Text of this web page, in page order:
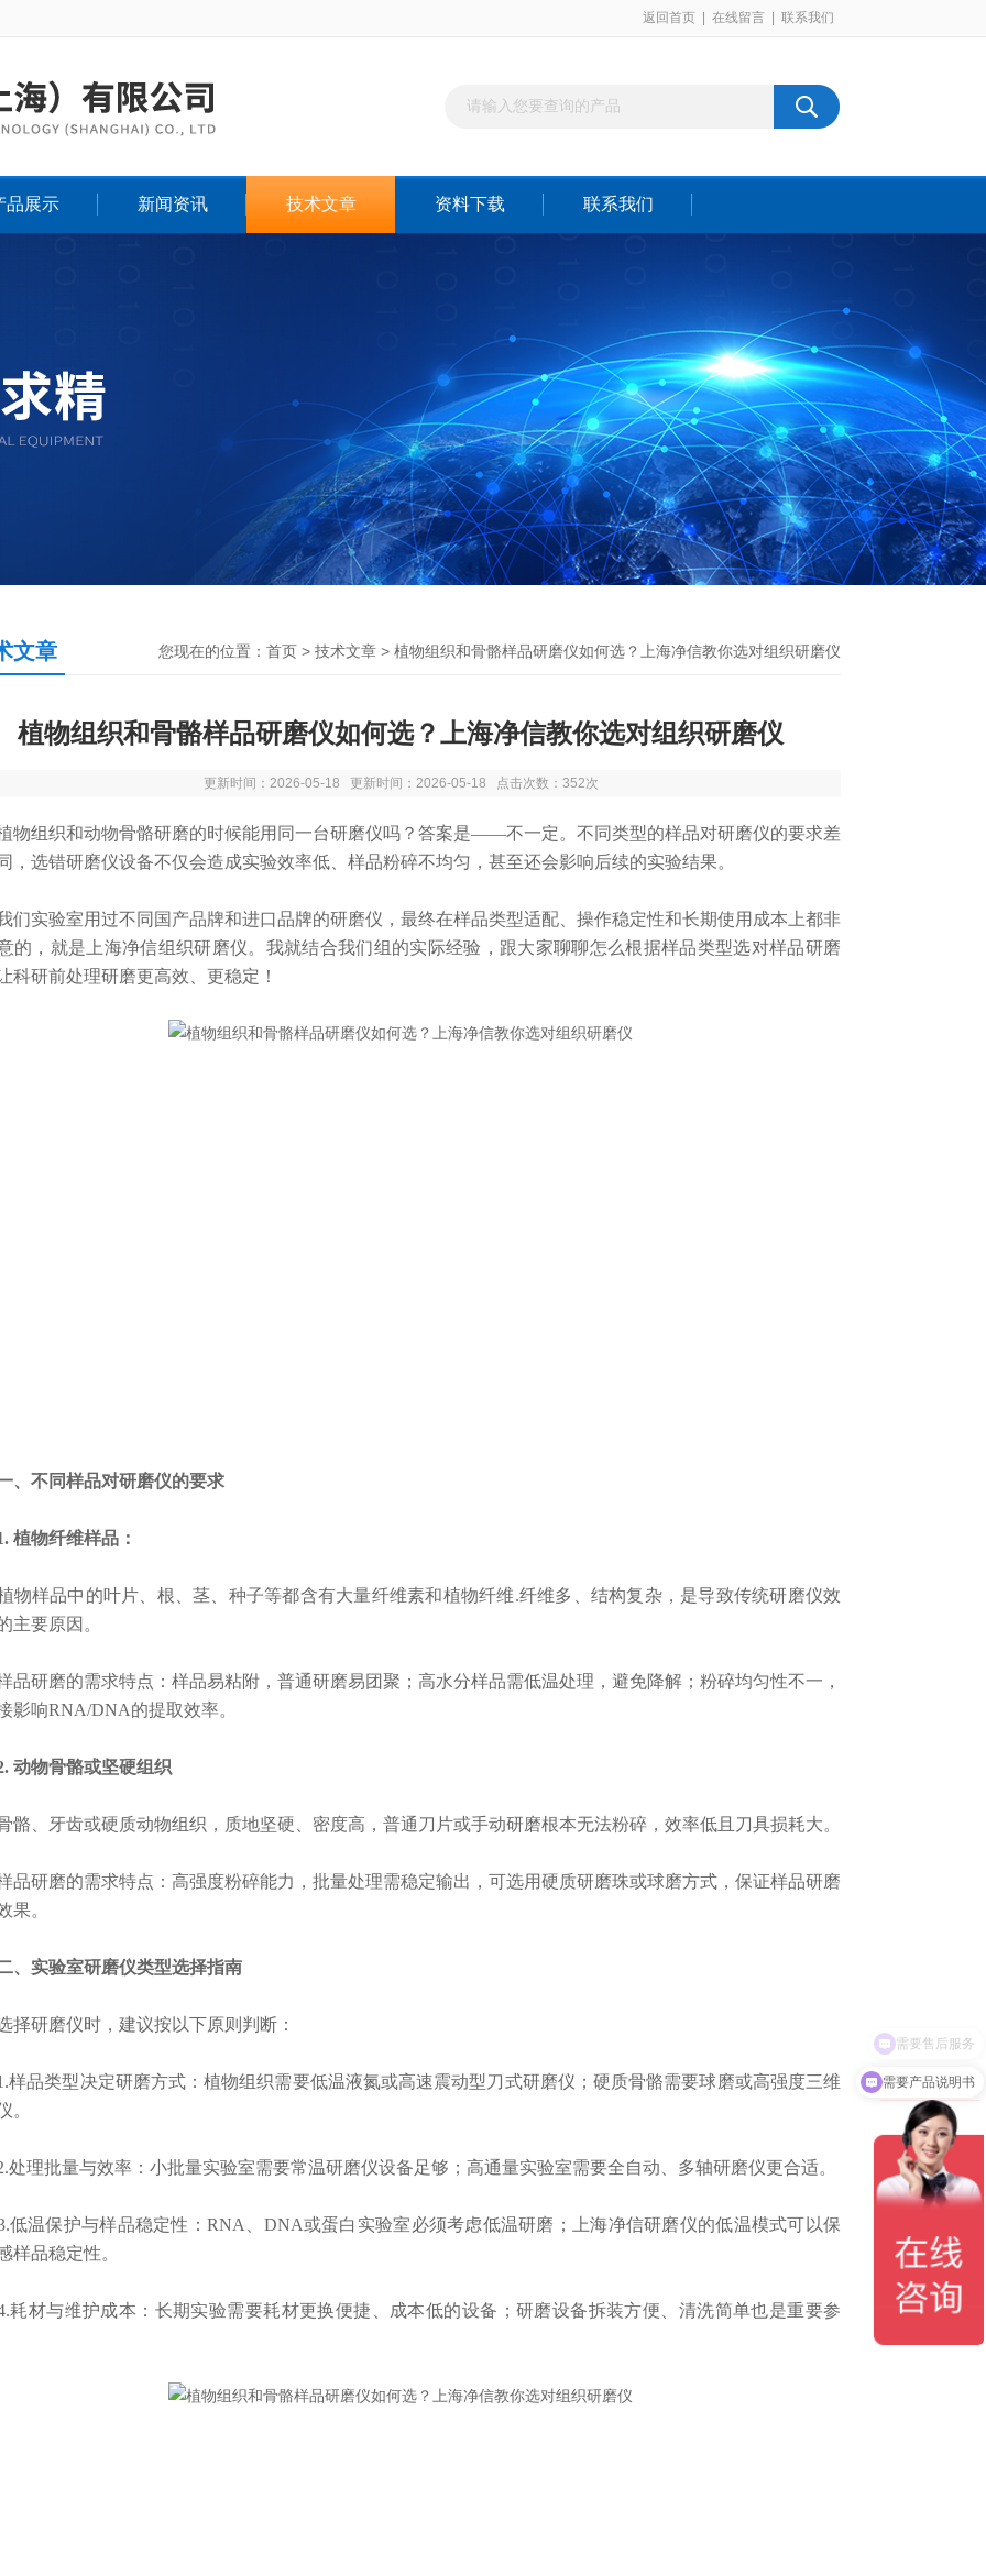
返回首页 在线留言 联系我们
品展示 新闻资讯 技术文章 资料下载 联系我们
文章 您现在的位置： 首页 > 技术文章 > 植物组织和骨骼样品研磨仪如何选？上海净信教你选对组织研磨仪
植物组织和骨骼样品研磨仪如何选？上海净信教你选对组织研磨仪
更新时间：2026-05-18 更新时间：2026-05-18 点击次数：352次
物组织和动物骨骼研磨的时候能用同一台研磨仪吗？答案是——不一定。不同类型的样品对研磨仪的要求差
，选错研磨仪设备不仅会造成实验效率低、样品粉碎不均匀，甚至还会影响后续的实验结果。
实验室用过不同国产品牌和进口品牌的研磨仪，最终在样品类型适配、操作稳定性和长期使用成本上都非
的，就是上海净信组织研磨仪。我就结合我们组的实际经验，跟大家聊聊怎么根据样品类型选对样品研磨
科研前处理研磨更高效、更稳定！
不同样品对研磨仪的要求
物纤维样品：
物样品中的叶片、根、茎、种子等都含有大量纤维素和植物纤维.纤维多、结构复杂，是导致传统研磨仪效
主要原因。
研磨的需求特点： 样品易粘附，普通研磨易团聚； 高水分样品需低温处理，避免降解； 粉碎均匀性不一，
影响RNA/DNA的提取效率。
物骨骼或坚硬组织
、牙齿或硬质动物组织，质地坚硬、密度高，普通刀片或手动研磨根本无法粉碎，效率低且刀具损耗大。
研磨的需求特点： 高强度粉碎能力， 批量处理需稳定输出， 可选用硬质研磨珠或球磨方式，保证样品研磨
果。
实验室研磨仪类型选择指南
研磨仪时，建议按以下原则判断：
品类型决定研磨方式：植物组织需要低温液氮或高速震动型刀式研磨仪； 硬质骨骼需要球磨或高强度三维
。
理批量与效率： 小批量实验室需要常温研磨仪设备足够； 高通量实验室需要全自动、多轴研磨仪更合适。
温保护与样品稳定性： RNA、DNA或蛋白实验室必须考虑低温研磨；
上海净信研磨仪的低温模式可以保
样品稳定性。
材与维护成本： 长期实验需要耗材更换便捷、成本低的设备；研磨设备拆装方便、清洗简单也是重要参
需要产品说明书